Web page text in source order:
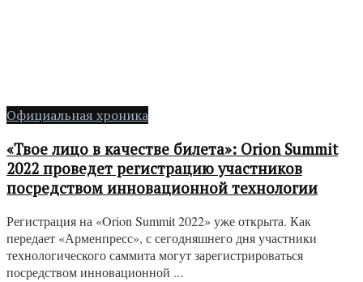
Официальная хроника
«Твое лицо в качестве билета»: Orion Summit
2022 проведет регистрацию участников
посредством инновационной технологии
Регистрация на «Orion Summit 2022» уже открыта. Как
передает «Арменпресс», с сегодняшнего дня участники
технологического саммита могут зарегистрироваться
посредством инновационной ...